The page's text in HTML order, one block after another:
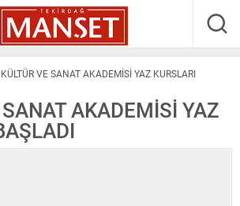
KÜLTÜR VE SANAT AKADEMİSİ YAZ KURSLARI
AKADEMİSİ YAZ